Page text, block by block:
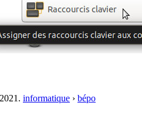
. informatique › bépo